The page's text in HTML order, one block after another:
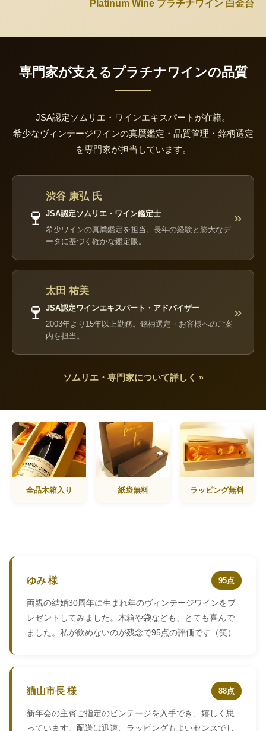
Platinum Wine プラチナワイン 白金台
専門家が支えるプラチナワインの品質
JSA認定ソムリエ・ワインエキスパートが在籍。
希少なヴィンテージワインの真贋鑑定・品質管理・銘柄選定
を専門家が担当しています。
🍷
渋谷 康弘 氏
JSA認定ソムリエ・ワイン鑑定士
希少ワインの真贋鑑定を担当。長年の経験と膨大なデ
ータに基づく確かな鑑定眼。
»
🍷
太田 祐美
JSA認定ワインエキスパート・アドバイザー
2003年より15年以上勤務。銘柄選定・お客様へのご案
内を担当。
»
ソムリエ・専門家について詳しく »
全品木箱入り 紙袋無料 ラッピング無料
ゆみ 様 95点
両親の結婚30周年に生まれ年のヴィンテージワインをプ
レゼントしてみました。木箱や袋なども、とても喜んで
ました。私が飲めないのが残念で95点の評価です（笑）
猫山市長 様 88点
新年会の主賓ご指定のビンテージを入手でき、嬉しく思
っています。配送は迅速、ラッピングもよいセンスでし